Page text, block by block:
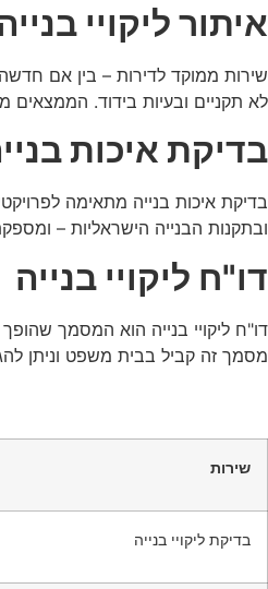
איתור ליקויי
שירות ממוקד לדירות – בין אם
לא תקניים ובעיות בידוד. הממצאים
בדיקת איכות
בדיקת איכות בנייה מתאימה
ובתקנות הבנייה הישראליות –
דו"ח ליקויי בנייה
דו"ח ליקויי בנייה הוא המסמך
מסמך זה קביל בבית משפט וניתן
שירות
בדיקת ליקויי בנייה